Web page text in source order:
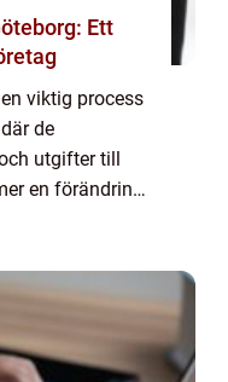
Ett
viktig process
de
utgifter till
en förändring